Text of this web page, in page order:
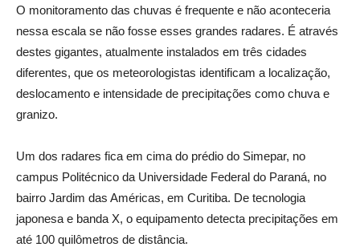
O monitoramento das chuvas é frequente e não aconteceria
nessa escala se não fosse esses grandes radares. É através
destes gigantes, atualmente instalados em três cidades
diferentes, que os meteorologistas identificam a localização,
deslocamento e intensidade de precipitações como chuva e
granizo.
Um dos radares fica em cima do prédio do Simepar, no
campus Politécnico da Universidade Federal do Paraná, no
bairro Jardim das Américas, em Curitiba. De tecnologia
japonesa e banda X, o equipamento detecta precipitações em
até 100 quilômetros de distância.